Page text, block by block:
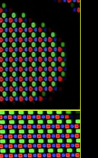
di contrasto